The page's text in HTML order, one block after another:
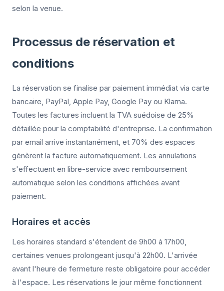
selon la venue.
Processus de réservation et
conditions
La réservation se finalise par paiement immédiat via carte
bancaire, PayPal, Apple Pay, Google Pay ou Klarna.
Toutes les factures incluent la TVA suédoise de 25%
détaillée pour la comptabilité d'entreprise. La confirmation
par email arrive instantanément, et 70% des espaces
génèrent la facture automatiquement. Les annulations
s'effectuent en libre-service avec remboursement
automatique selon les conditions affichées avant
paiement.
Horaires et accès
Les horaires standard s'étendent de 9h00 à 17h00,
certaines venues prolongeant jusqu'à 22h00. L'arrivée
avant l'heure de fermeture reste obligatoire pour accéder
à l'espace. Les réservations le jour même fonctionnent